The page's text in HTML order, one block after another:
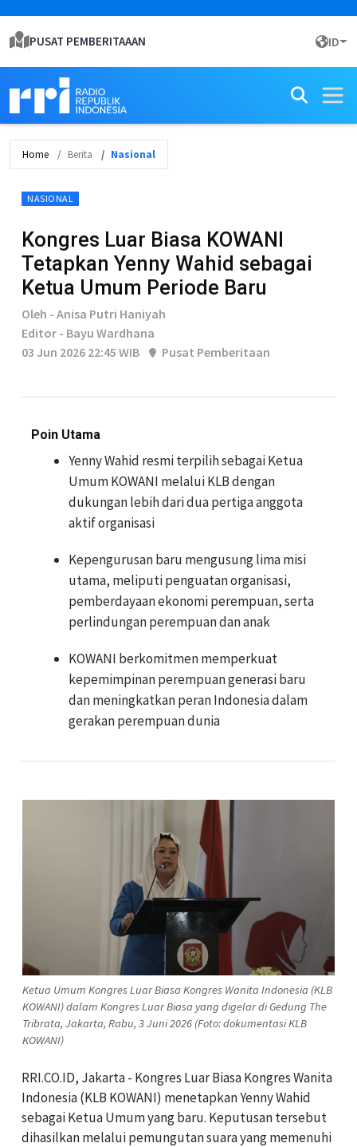
PUSAT PEMBERITAAAN ID
Home Berita Nasional
NASIONAL
Kongres Luar Biasa KOWANI
Tetapkan Yenny Wahid sebagai
Ketua Umum Periode Baru
Oleh - Anisa Putri Haniyah
Editor - Bayu Wardhana
03 Jun 2026 22:45 WIB
Pusat Pemberitaan
Poin Utama
Yenny Wahid resmi terpilih sebagai Ketua
Umum KOWANI melalui KLB dengan
dukungan lebih dari dua pertiga anggota
aktif organisasi
Kepengurusan baru mengusung lima misi
utama, meliputi penguatan organisasi,
pemberdayaan ekonomi perempuan, serta
perlindungan perempuan dan anak
KOWANI berkomitmen memperkuat
kepemimpinan perempuan generasi baru
dan meningkatkan peran Indonesia dalam
gerakan perempuan dunia
Ketua Umum Kongres Luar Biasa Kongres Wanita Indonesia (KLB
KOWANI) dalam Kongres Luar Biasa yang digelar di Gedung The
Tribrata, Jakarta, Rabu, 3 Juni 2026 (Foto: dokumentasi KLB
KOWANI)
RRI.CO.ID, Jakarta - Kongres Luar Biasa Kongres Wanita
Indonesia (KLB KOWANI) menetapkan Yenny Wahid
sebagai Ketua Umum yang baru. Keputusan tersebut
dihasilkan melalui pemungutan suara yang memenuhi